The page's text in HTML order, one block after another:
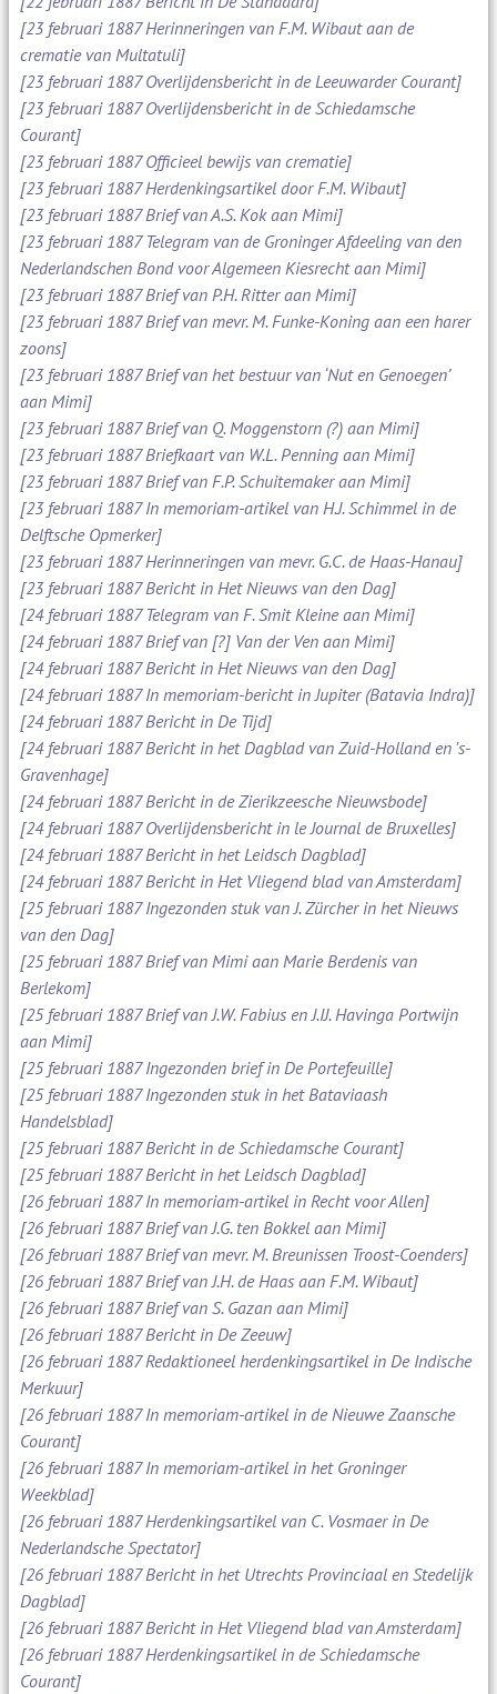
[23 februari 1887 Herinneringen van F.M. Wibaut aan de
crematie van Multatuli]
[23 februari 1887 Overlijdensbericht in de Leeuwarder Courant]
[23 februari 1887 Overlijdensbericht in de Schiedamsche
Courant]
[23 februari 1887 Officieel bewijs van crematie]
[23 februari 1887 Herdenkingsartikel door F.M. Wibaut]
[23 februari 1887 Brief van A.S. Kok aan Mimi]
[23 februari 1887 Telegram van de Groninger Afdeeling van den
Nederlandschen Bond voor Algemeen Kiesrecht aan Mimi]
[23 februari 1887 Brief van P.H. Ritter aan Mimi]
[23 februari 1887 Brief van mevr. M. Funke-Koning aan een harer
zoons]
[23 februari 1887 Brief van het bestuur van ‘Nut en Genoegen’
aan Mimi]
[23 februari 1887 Brief van Q. Moggenstorn (?) aan Mimi]
[23 februari 1887 Briefkaart van W.L. Penning aan Mimi]
[23 februari 1887 Brief van F.P. Schuitemaker aan Mimi]
[23 februari 1887 In memoriam-artikel van H.J. Schimmel in de
Delftsche Opmerker]
[23 februari 1887 Herinneringen van mevr. G.C. de Haas-Hanau]
[23 februari 1887 Bericht in Het Nieuws van den Dag]
[24 februari 1887 Telegram van F. Smit Kleine aan Mimi]
[24 februari 1887 Brief van [?] Van der Ven aan Mimi]
[24 februari 1887 Bericht in Het Nieuws van den Dag]
[24 februari 1887 In memoriam-bericht in Jupiter (Batavia Indra)]
[24 februari 1887 Bericht in De Tijd]
[24 februari 1887 Bericht in het Dagblad van Zuid-Holland en 's-
Gravenhage]
[24 februari 1887 Bericht in de Zierikzeesche Nieuwsbode]
[24 februari 1887 Overlijdensbericht in le Journal de Bruxelles]
[24 februari 1887 Bericht in het Leidsch Dagblad]
[24 februari 1887 Bericht in Het Vliegend blad van Amsterdam]
[25 februari 1887 Ingezonden stuk van J. Zürcher in het Nieuws
van den Dag]
[25 februari 1887 Brief van Mimi aan Marie Berdenis van
Berlekom]
[25 februari 1887 Brief van J.W. Fabius en J.IJ. Havinga Portwijn
aan Mimi]
[25 februari 1887 Ingezonden brief in De Portefeuille]
[25 februari 1887 Ingezonden stuk in het Bataviaash
Handelsblad]
[25 februari 1887 Bericht in de Schiedamsche Courant]
[25 februari 1887 Bericht in het Leidsch Dagblad]
[26 februari 1887 In memoriam-artikel in Recht voor Allen]
[26 februari 1887 Brief van J.G. ten Bokkel aan Mimi]
[26 februari 1887 Brief van mevr. M. Breunissen Troost-Coenders]
[26 februari 1887 Brief van J.H. de Haas aan F.M. Wibaut]
[26 februari 1887 Brief van S. Gazan aan Mimi]
[26 februari 1887 Bericht in De Zeeuw]
[26 februari 1887 Redaktioneel herdenkingsartikel in De Indische
Merkuur]
[26 februari 1887 In memoriam-artikel in de Nieuwe Zaansche
Courant]
[26 februari 1887 In memoriam-artikel in het Groninger
Weekblad]
[26 februari 1887 Herdenkingsartikel van C. Vosmaer in De
Nederlandsche Spectator]
[26 februari 1887 Bericht in het Utrechts Provinciaal en Stedelijk
Dagblad]
[26 februari 1887 Bericht in Het Vliegend blad van Amsterdam]
[26 februari 1887 Herdenkingsartikel in de Schiedamsche
Courant]